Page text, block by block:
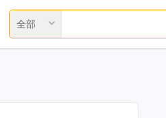
全部